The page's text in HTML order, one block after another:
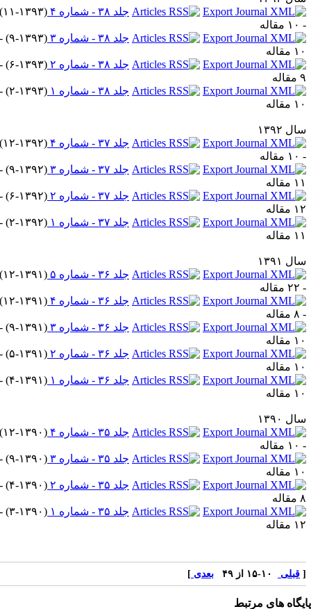
جلد ۳۸ - شماره ۴
(۱۱-۱۳۹۳)
جلد ۳۸ - شماره ۳
(۹-۱۳۹۳) -
جلد ۳۸ - شماره ۲
(۶-۱۳۹۳) -
جلد ۳۸ - شماره ۱
(۲-۱۳۹۳) -
۱۳۹۲
جلد ۳۷ - شماره ۴
(۱۲-۱۳۹۲)
جلد ۳۷ - شماره ۳
(۹-۱۳۹۲) -
جلد ۳۷ - شماره ۲
(۶-۱۳۹۲) -
جلد ۳۷ - شماره ۱
(۲-۱۳۹۲) -
۱۳۹۱
جلد ۳۶ - شماره ۵
(۱۲-۱۳۹۱)
جلد ۳۶ - شماره ۴
(۱۲-۱۳۹۱)
جلد ۳۶ - شماره ۳
(۹-۱۳۹۱) -
جلد ۳۶ - شماره ۲
(۵-۱۳۹۱) -
جلد ۳۶ - شماره ۱
(۴-۱۳۹۱) -
۱۳۹۰
جلد ۳۵ - شماره ۴
(۱۲-۱۳۹۰)
جلد ۳۵ - شماره ۳
(۹-۱۳۹۰) -
جلد ۳۵ - شماره ۲
(۴-۱۳۹۰) -
جلد ۳۵ - شماره ۱
(۳-۱۳۹۰) -
قبلی۱۰-۱۵ از ۴۹ بعدی]
های مرتبط